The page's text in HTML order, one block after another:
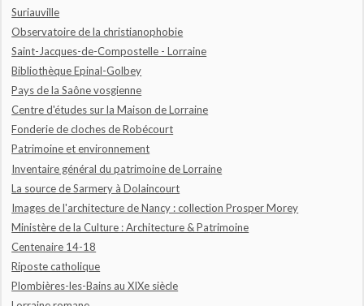
Suriauville
Observatoire de la christianophobie
Saint-Jacques-de-Compostelle - Lorraine
Bibliothèque Epinal-Golbey
Pays de la Saône vosgienne
Centre d'études sur la Maison de Lorraine
Fonderie de cloches de Robécourt
Patrimoine et environnement
Inventaire général du patrimoine de Lorraine
La source de Sarmery à Dolaincourt
Images de l'architecture de Nancy : collection Prosper Morey
Ministère de la Culture : Architecture & Patrimoine
Centenaire 14-18
Riposte catholique
Plombières-les-Bains au XIXe siècle